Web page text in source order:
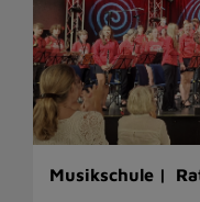
Musikschule |